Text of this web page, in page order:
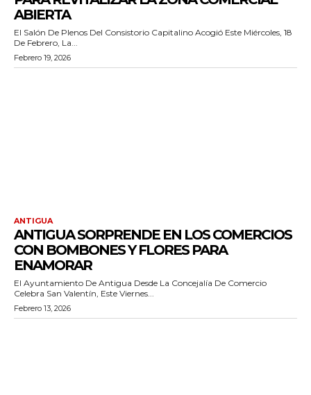
ABIERTA
El Salón De Plenos Del Consistorio Capitalino Acogió Este Miércoles, 18
De Febrero, La...
Febrero 19, 2026
ANTIGUA
ANTIGUA SORPRENDE EN LOS COMERCIOS
CON BOMBONES Y FLORES PARA
ENAMORAR
El Ayuntamiento De Antigua Desde La Concejalía De Comercio
Celebra San Valentín, Este Viernes...
Febrero 13, 2026